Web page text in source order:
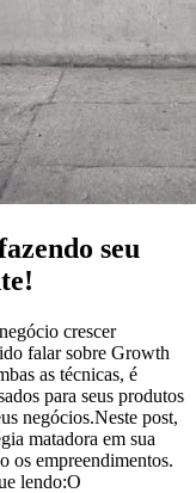
seu
crescer
falar sobre Growth
as técnicas, é
para seus produtos
negócios.Neste post,
matadora em sua
os empreendimentos.
lendo:O